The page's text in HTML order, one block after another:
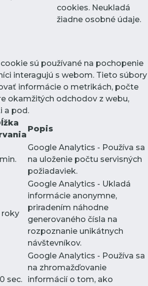
cookies. Neukladá
žiadne osobné údaje.
sú používané na pochopenie
interagujú s webom. Tieto súbory
informácie o metrikách, počte
okamžitých odchodov z webu,
a pod.
Popis
Google Analytics - Používa sa
na uloženie počtu servisných
požiadaviek.
roky
Google Analytics - Ukladá
informácie anonymne,
priradením náhodne
generovaného čísla na
rozpoznanie unikátnych
návštevníkov.
sec.
Google Analytics - Používa sa
na zhromažďovanie
informácií o tom, ako